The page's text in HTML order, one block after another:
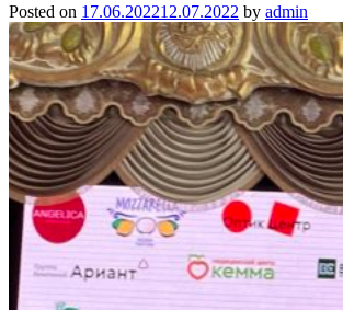
Posted on 17.06.202212.07.2022 by admin